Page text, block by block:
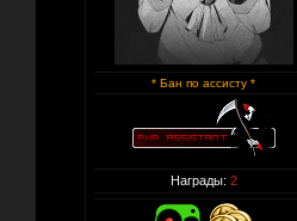
* Бан по ассисту *
Награды: 2